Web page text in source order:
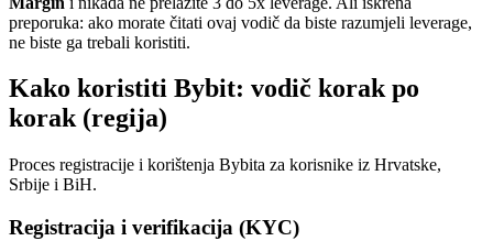
preporuka: ako morate čitati ovaj vodič da biste razumjeli leverage,
ne biste ga trebali koristiti.
Kako koristiti Bybit: vodič korak po
korak (regija)
Proces registracije i korištenja Bybita za korisnike iz Hrvatske,
Srbije i BiH.
Registracija i verifikacija (KYC)